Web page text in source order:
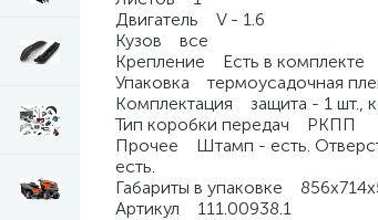
Двигатель V - 1.6
Кузов все
Крепление Есть в комплекте
Упаковка термоусадочная
Комплектация защита - 1 шт.,
Тип коробки передач РКПП
Прочее Штамп - есть.
есть.
Габариты в упаковке
Артикул 111.00938.1